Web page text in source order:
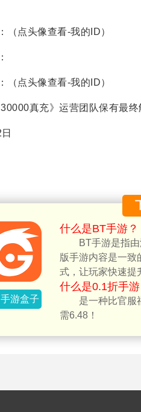
（点头像查看-我的ID）
（点头像查看-我的ID）
30000真充》运营团队保有最终
游盒子
什么是BT手游？
BT手游是指
版手游内容是一致
式，让玩家快速提
什么是0.1折手游
是一种比官服
需6.48！